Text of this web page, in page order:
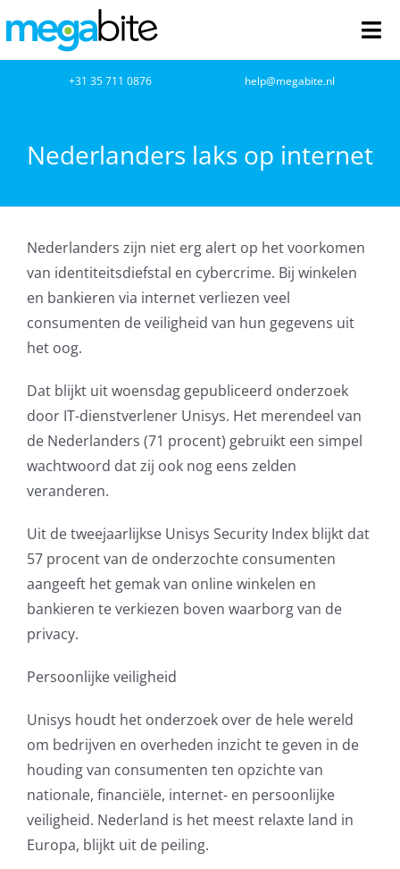
naar
inhoud
Cloud Computing
VOIP
AVG
Office365
Glasvezelverbindingen
Microsoft software licenties
SLA overeenkomsten
Remote Help
WordPress SLA Contract
Contact
+31 35 711 0876 help@megabite.nl
Nederlanders laks op internet
Nederlanders zijn niet erg alert op het voorkomen
van identiteitsdiefstal en cybercrime. Bij winkelen
en bankieren via internet verliezen veel
consumenten de veiligheid van hun gegevens uit
het oog.
Dat blijkt uit woensdag gepubliceerd onderzoek
door IT-dienstverlener Unisys. Het merendeel van
de Nederlanders (71 procent) gebruikt een simpel
wachtwoord dat zij ook nog eens zelden
veranderen.
Uit de tweejaarlijkse Unisys Security Index blijkt dat
57 procent van de onderzochte consumenten
aangeeft het gemak van online winkelen en
bankieren te verkiezen boven waarborg van de
privacy.
Persoonlijke veiligheid
Unisys houdt het onderzoek over de hele wereld
om bedrijven en overheden inzicht te geven in de
houding van consumenten ten opzichte van
nationale, financiële, internet- en persoonlijke
veiligheid. Nederland is het meest relaxte land in
Europa, blijkt uit de peiling.